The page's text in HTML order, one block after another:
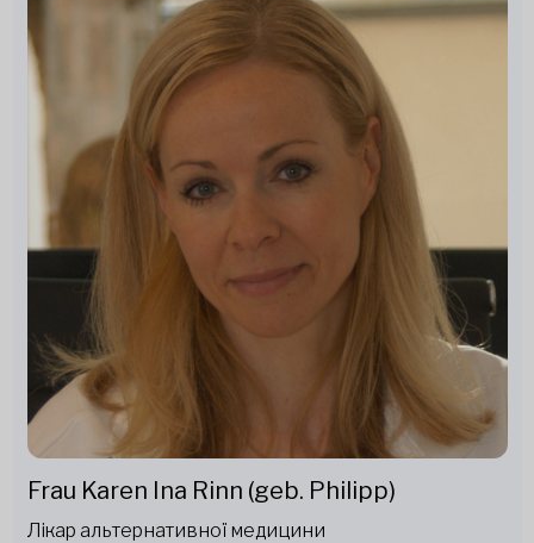
Frau Karen Ina Rinn (geb. Philipp)
Лікар альтернативної медицини